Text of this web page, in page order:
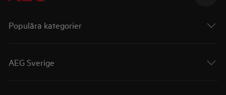
Populära kategorier
AEG Sverige